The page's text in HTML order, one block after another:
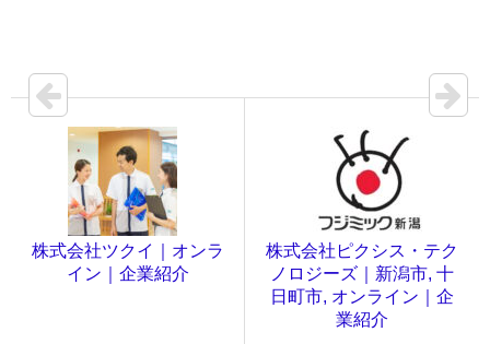
株式会社ツクイ｜オンラ
イン｜企業紹介
株式会社ピクシス・テク
ノロジーズ｜新潟市, 十
日町市, オンライン｜企
業紹介